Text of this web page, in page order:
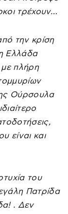
τρέχουν…
την κρίση
Ελλάδα
με πλήρη
Ούρσουλα
είναι και
του
Πατρίδα
. Δεν